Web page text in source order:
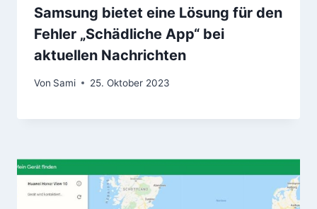
Samsung bietet eine Lösung für den
Fehler „Schädliche App“ bei
aktuellen Nachrichten
Von Sami 25. Oktober 2023